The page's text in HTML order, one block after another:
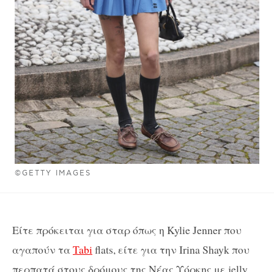
©GETTY IMAGES
Είτε πρόκειται για σταρ όπως η Kylie Jenner που
αγαπούν ταTabi flats, είτε για την Irina Shayk που
περπατά στους δρόμους της Νέας Υόρκης με jelly